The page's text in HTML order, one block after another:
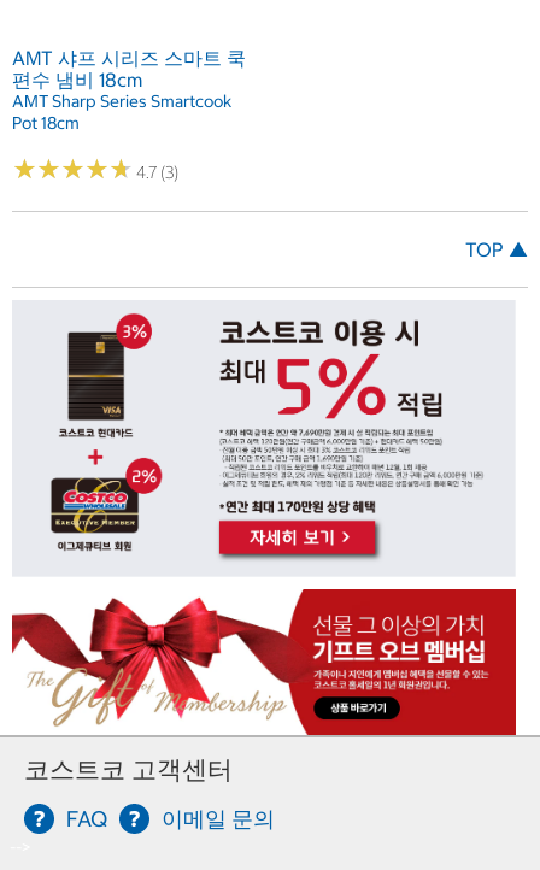
AMT 샤프 시리즈 스마트 쿡
편수 냄비 18cm
AMT Sharp Series Smartcook
Pot 18cm
★★★★★
★★★★★ 4.7 (3)
TOP ▲
코스트코 고객센터
FAQ 이메일 문의